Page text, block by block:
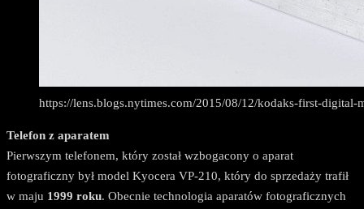
https://lens.blogs.nytimes.com/2015/08/12/kodaks-first-digital-
Telefon z aparatem
Pierwszym telefonem, który został wzbogacony o aparat
fotograficzny był model Kyocera VP-210, który do sprzedaży trafił
w maju 1999 roku. Obecnie technologia aparatów fotograficznych